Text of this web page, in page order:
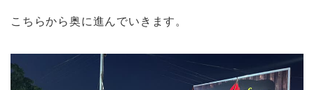
こちらから奥に進んでいきます。